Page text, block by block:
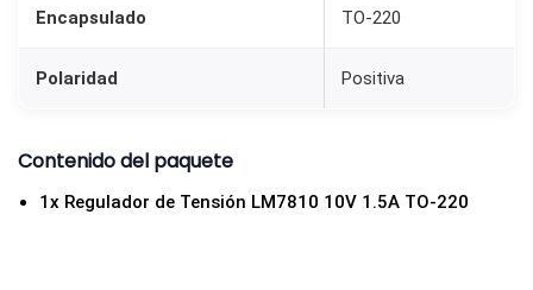
i
Encapsulado TO-220
Polaridad Positiva
Contenido del paquete
1x Regulador de Tensión LM7810 10V 1.5A TO-220